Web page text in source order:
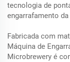
tecnologia de
engarrafamento
Fabricada com
Máquina de
Microbrewery é